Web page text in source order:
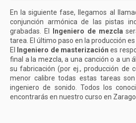
En la siguiente fase, llegamos al
conjunción armónica de las pistas
grabadas. El
Ingeniero de mezcla
tarea. El último paso en la producción
El
Ingeniero de masterización es
final a la mezcla, a una canción o a un
su fabricación (por ej., producción de
menor calibre todas estas tareas
ingeniero de sonido. Todos los
encontrarás en nuestro curso en